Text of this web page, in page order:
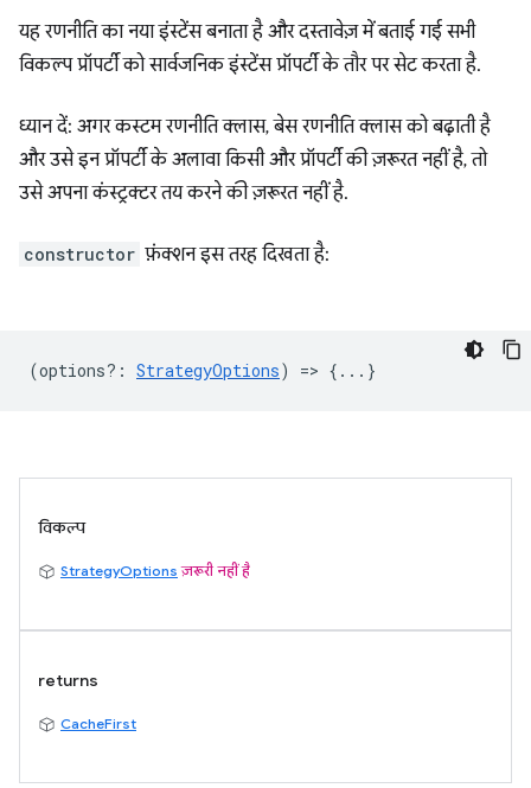
यह रणनीति का नया इंस्टेंस बनाता है और दस्तावेज़ में बताई गई सभी
विकल्प प्रॉपर्टी को सार्वजनिक इंस्टेंस प्रॉपर्टी के तौर पर सेट करता है.
ध्यान दें: अगर कस्टम रणनीति क्लास, बेस रणनीति क्लास को बढ़ाती है
और उसे इन प्रॉपर्टी के अलावा किसी और प्रॉपर्टी की ज़रूरत नहीं है, तो
उसे अपना कंस्ट्रक्टर तय करने की ज़रूरत नहीं है.
constructor फ़ंक्शन इस तरह दिखता है:
(options? : StrategyOptions) => {...}
विकल्प
StrategyOptions ज़रूरी नहीं है
returns
CacheFirst